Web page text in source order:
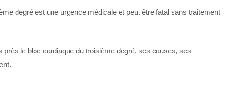
degré est une urgence médicale et peut être fatal sans traitement
près le bloc cardiaque du troisième degré, ses causes, ses